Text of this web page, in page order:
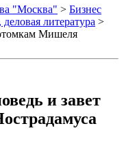
"Москва" > Бизнес
литература >
Мишеля
и завет